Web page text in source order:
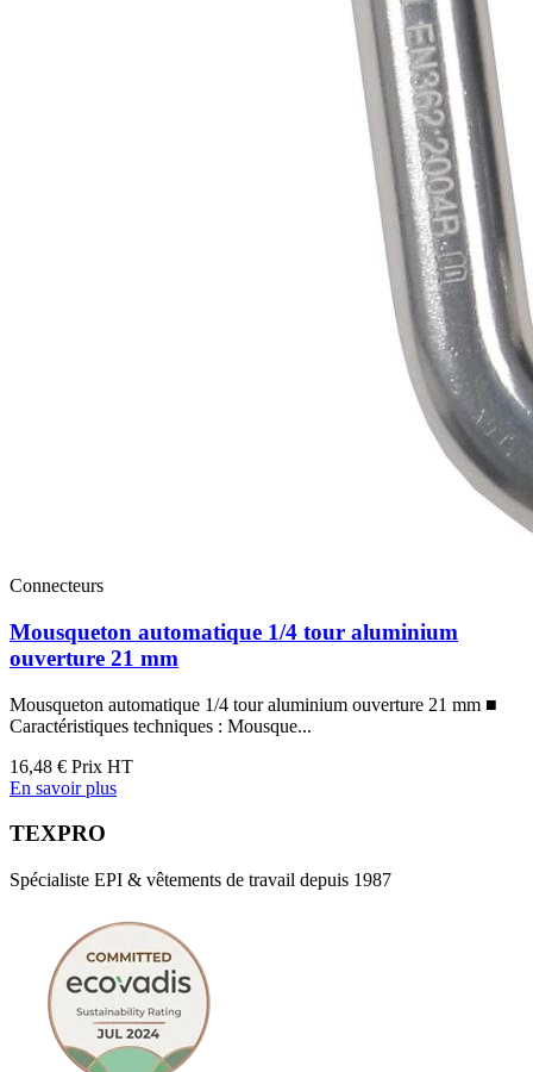
Connecteurs
Mousqueton automatique 1/4 tour aluminium
ouverture 21 mm
Mousqueton automatique 1/4 tour aluminium ouverture 21 mm ■
Caractéristiques techniques : Mousque...
16,48 € Prix HT
En savoir plus
TEXPRO
Spécialiste EPI & vêtements de travail depuis 1987